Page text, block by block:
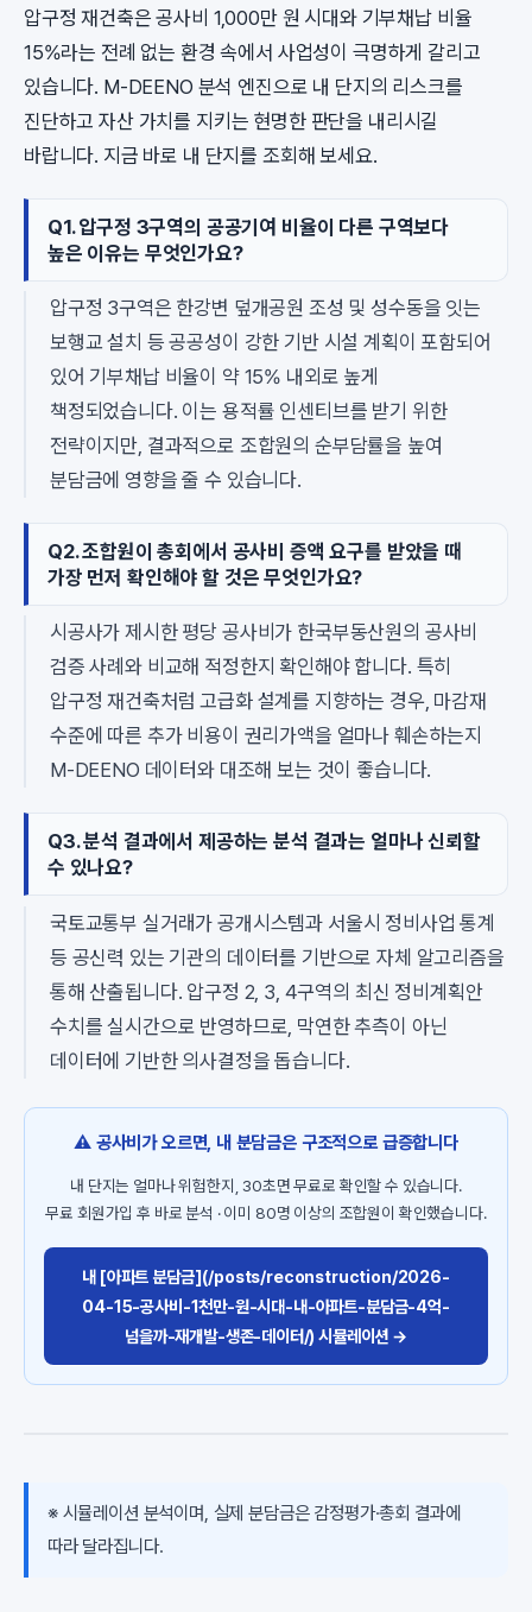
압구정 재건축은 공사비 1,000만 원 시대와 기부채납 비율
15%라는 전례 없는 환경 속에서 사업성이 극명하게 갈리고
있습니다. M-DEENO 분석 엔진으로 내 단지의 리스크를
진단하고 자산 가치를 지키는 현명한 판단을 내리시길
바랍니다. 지금 바로 내 단지를 조회해 보세요.
Q1. 압구정 3구역의 공공기여 비율이 다른 구역보다
높은 이유는 무엇인가요?
압구정 3구역은 한강변 덮개공원 조성 및 성수동을 잇는
보행교 설치 등 공공성이 강한 기반 시설 계획이 포함되어
있어 기부채납 비율이 약 15% 내외로 높게
책정되었습니다. 이는 용적률 인센티브를 받기 위한
전략이지만, 결과적으로 조합원의 순부담률을 높여
분담금에 영향을 줄 수 있습니다.
Q2. 조합원이 총회에서 공사비 증액 요구를 받았을 때
가장 먼저 확인해야 할 것은 무엇인가요?
시공사가 제시한 평당 공사비가 한국부동산원의 공사비
검증 사례와 비교해 적정한지 확인해야 합니다. 특히
압구정 재건축처럼 고급화 설계를 지향하는 경우, 마감재
수준에 따른 추가 비용이 권리가액을 얼마나 훼손하는지
M-DEENO 데이터와 대조해 보는 것이 좋습니다.
Q3. 분석 결과에서 제공하는 분석 결과는 얼마나 신뢰할
수 있나요?
국토교통부 실거래가 공개시스템과 서울시 정비사업 통계
등 공신력 있는 기관의 데이터를 기반으로 자체 알고리즘을
통해 산출됩니다. 압구정 2, 3, 4구역의 최신 정비계획안
수치를 실시간으로 반영하므로, 막연한 추측이 아닌
데이터에 기반한 의사결정을 돕습니다.
⚠️ 공사비가 오르면, 내 분담금은 구조적으로 급증합니다
내 단지는 얼마나 위험한지, 30초면 무료로 확인할 수 있습니다.
무료 회원가입 후 바로 분석 · 이미 80명 이상의 조합원이 확인했습니다.
내 [아파트 분담금](/posts/reconstruction/2026-
04-15-공사비-1천만-원-시대-내-아파트-분담금-4억-
넘을까-재개발-생존-데이터/) 시뮬레이션 →
※ 시뮬레이션 분석이며, 실제 분담금은 감정평가·총회 결과에
따라 달라집니다.